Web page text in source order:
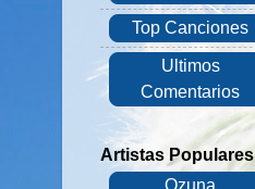
Top Canciones
Ultimos
Comentarios
Artistas Populares
Ozuna